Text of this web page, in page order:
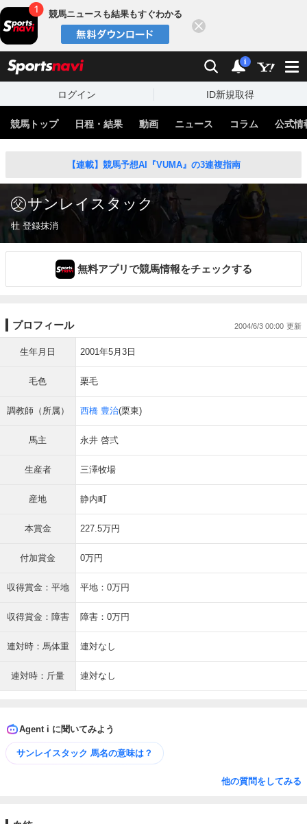
競馬ニュースも結果もすぐわかる
検索 通知
i
ログイン ID新規取得
競馬トップ 日程・結果 動画 ニュース コラム 公式情
【連載】競馬予想AI『VUMA』の3連複指南
サンレイスタック
牡 登録抹消
無料アプリで競馬情報をチェックする
プロフィール 2004/6/3 00:00
生年月日 2001年5月3日
毛色 栗毛
調教師（所属） 西橋 豊治(栗東)
馬主 永井 啓弍
生産者 三澤牧場
産地 静内町
本賞金 227.5万円
付加賞金 0万円
収得賞金：平地 平地：0万円
収得賞金：障害 障害：0万円
連対時：馬体重 連対なし
連対時：斤量 連対なし
Agent i に聞いてみよう
サンレイスタック 馬名の意味は？
他の質問をしてみる